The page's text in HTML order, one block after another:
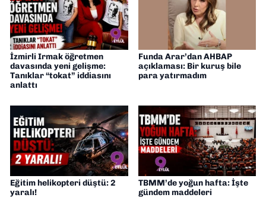
İzmirli Irmak öğretmen
davasında yeni gelişme:
Tanıklar “tokat” iddiasını
anlattı
Funda Arar’dan AHBAP
açıklaması: Bir kuruş bile
para yatırmadım
Eğitim helikopteri düştü: 2
yaralı!
TBMM’de yoğun hafta: İşte
gündem maddeleri